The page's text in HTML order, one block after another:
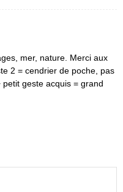
mer, nature. Merci aux
2 = cendrier de poche, pas
geste acquis = grand